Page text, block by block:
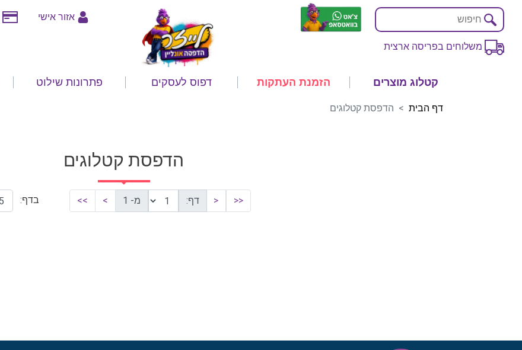
משלוחים בפריסה ארצית
אזור אישי
קטלוג מוצרים הזמנת העתקות דפוס לעסקים פתרונות שילוט
דף הבית הדפסת קטלוגים
הדפסת קטלוגים
<<
< דף: מ- 1 >
>> בדף: